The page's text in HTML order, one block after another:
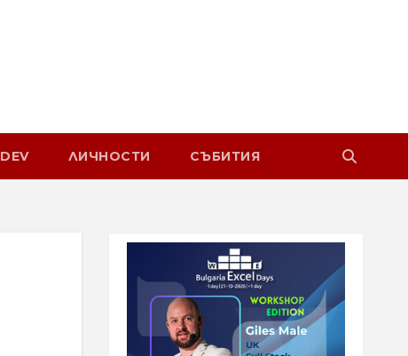
DEV ЛИЧНОСТИ СЪБИТИЯ